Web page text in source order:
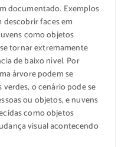
documentado. Exemplos
faces em
como objetos
tornar extremamente
de baixo nível. Por
árvore podem se
o cenário pode se
ou objetos, e nuvens
como objetos
visual acontecendo